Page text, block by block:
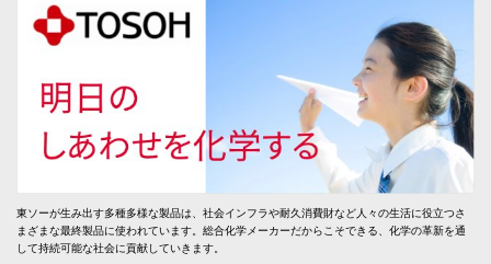
東ソーが生み出す多種多様な製品は、社会インフラや耐久消費財など人々の生活に役立つさ
まざまな最終製品に使われています。総合化学メーカーだからこそできる、化学の革新を通
して持続可能な社会に貢献していきます。